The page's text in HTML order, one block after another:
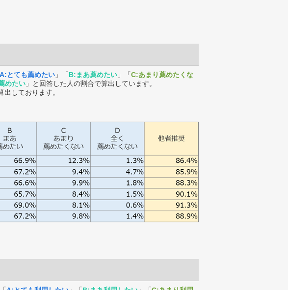
A:とても薦めたい 」「B:まあ薦めたい 」「C:あまり薦めたくな
めたい 」と回答した人の割合で算出しています。
しております。